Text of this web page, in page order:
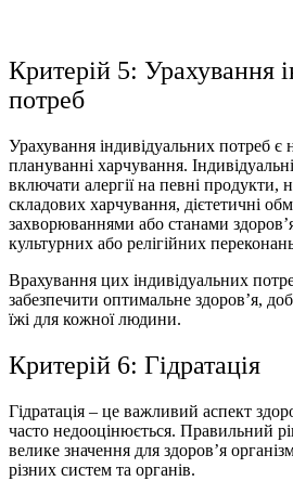
Критерій 5: Урахування
потреб
Урахування індивідуальних потреб є
плануванні харчування.
включати алергії на певні продукти,
складових харчування, дієтетичні
захворюваннями або станами
культурних або релігійних
Врахування цих індивідуальних
забезпечити оптимальне здоров’я,
їжі для кожної людини.
Критерій 6: Гідратація
Гідратація – це важливий аспект
часто недооцінюється. Правильний
велике значення для здоров’я
різних систем та органів.